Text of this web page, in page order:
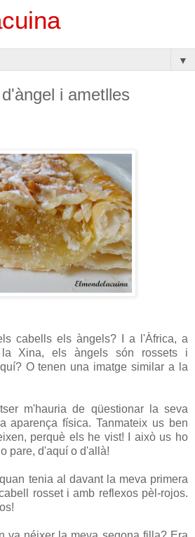
▼
i ametlles
cabells els àngels? I a l'Àfrica, a
Xina, els àngels són rossets i
O tenen una imatge similar a la
m'hauria de qüestionar la seva
aparença física. Tanmateix us ben
perquè els he vist! I això us ho
pare, d'aquí o d'allà!
tenia al davant la meva primera
rosset i amb reflexos pèl-rojos.